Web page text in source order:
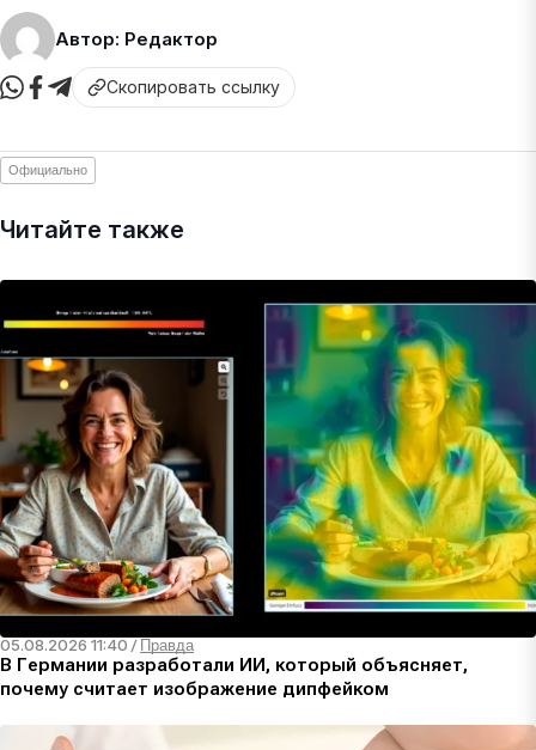
Автор: Редактор
Скопировать ссылку
Официально
Читайте также
05.08.2026 11:40 / Правда
В Германии разработали ИИ, который объясняет,
почему считает изображение дипфейком